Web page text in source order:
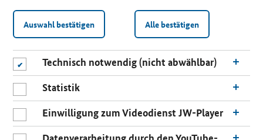
Auswahl bestätigen Alle bestätigen
Technisch notwendig (nicht abwählbar)
Statistik
Einwilligung zum Videodienst JW-Player